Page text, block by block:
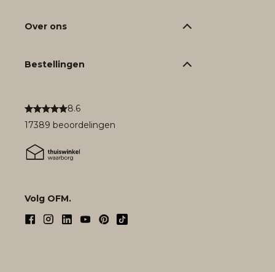
8.6
17389 beoordelingen
Volg OFM.
Over ons
Bestellingen